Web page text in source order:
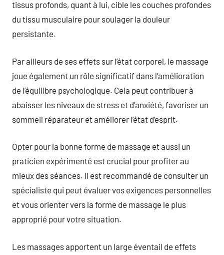
tissus profonds, quant à lui, cible les couches profondes
du tissu musculaire pour soulager la douleur
persistante.
Par ailleurs de ses effets sur l’état corporel, le massage
joue également un rôle significatif dans l’amélioration
de l’équilibre psychologique. Cela peut contribuer à
abaisser les niveaux de stress et d’anxiété, favoriser un
sommeil réparateur et améliorer l’état d’esprit.
Opter pour la bonne forme de massage et aussi un
praticien expérimenté est crucial pour profiter au
mieux des séances. Il est recommandé de consulter un
spécialiste qui peut évaluer vos exigences personnelles
et vous orienter vers la forme de massage le plus
approprié pour votre situation.
Les massages apportent un large éventail de effets